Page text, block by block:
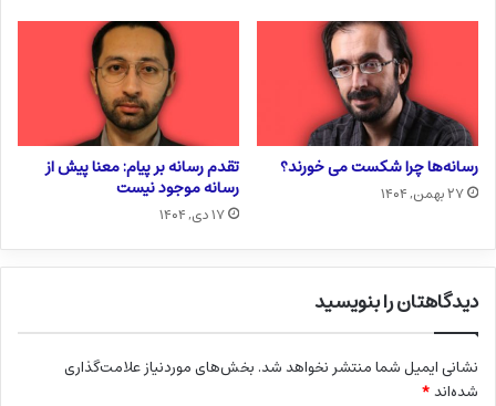
رسانه‌ها چرا شکست می خورند؟
۲۷ بهمن, ۱۴۰۴
تقدم رسانه بر پیام: معنا پیش از
رسانه موجود نیست
۱۷ دی, ۱۴۰۴
دیدگاهتان را بنویسید
نشانی ایمیل شما منتشر نخواهد شد. بخش‌های موردنیاز علامت‌گذاری
شده‌اند*